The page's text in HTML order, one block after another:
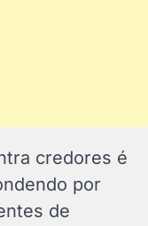
credores é
por
de